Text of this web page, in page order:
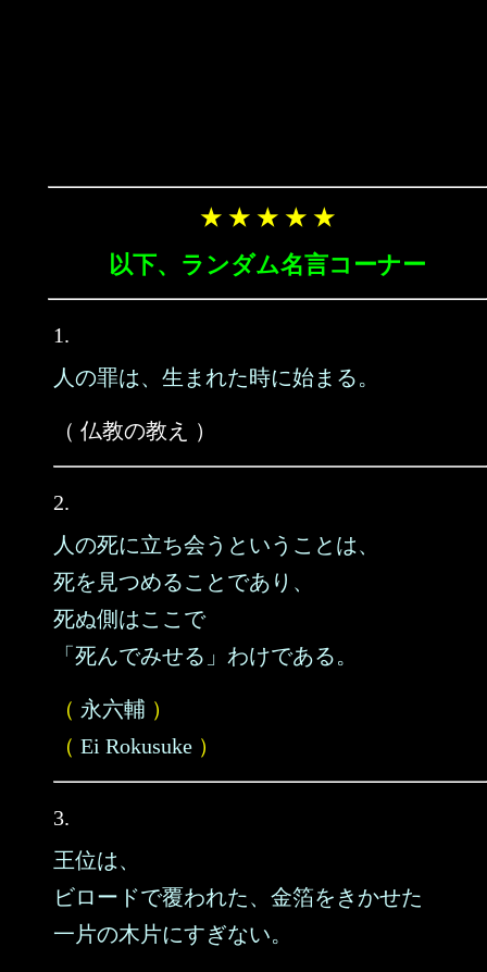
★ ★ ★ ★ ★
以下、ランダム名言コーナー
1.
人の罪は、生まれた時に始まる。
（ 仏教の教え ）
2.
人の死に立ち会うということは、
死を見つめることであり、
死ぬ側はここで
「死んでみせる」わけである。
（ 永六輔 ）
（ Ei Rokusuke ）
3.
王位は、
ビロードで覆われた、金箔をきかせた
一片の木片にすぎない。